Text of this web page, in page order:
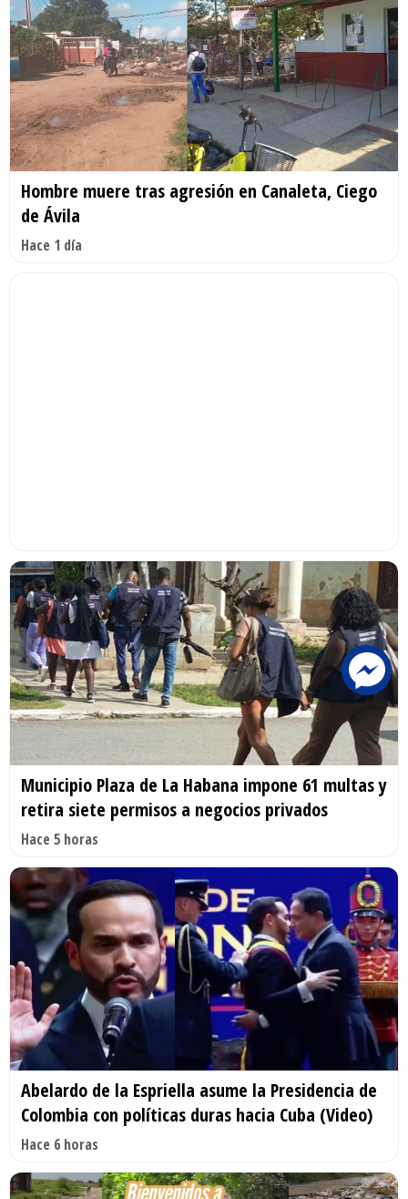
Hombre muere tras agresión en Canaleta, Ciego
de Ávila
Hace 1 día
Municipio Plaza de La Habana impone 61 multas y
retira siete permisos a negocios privados
Hace 5 horas
Abelardo de la Espriella asume la Presidencia de
Colombia con políticas duras hacia Cuba (Video)
Hace 6 horas